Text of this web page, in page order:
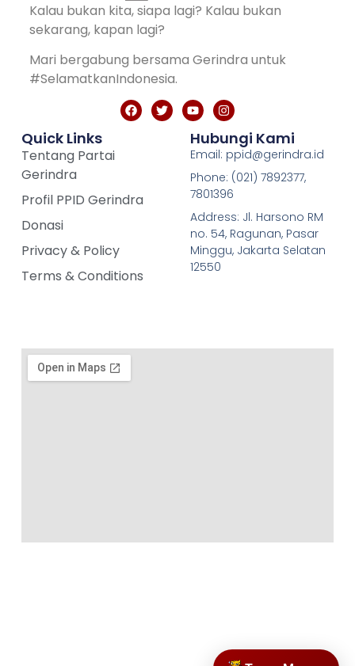
Kalau bukan kita, siapa lagi? Kalau bukan
sekarang, kapan lagi?
Mari bergabung bersama Gerindra untuk
#SelamatkanIndonesia.
Quick Links
Tentang Partai
Gerindra
Profil PPID Gerindra
Donasi
Privacy & Policy
Terms & Conditions
Hubungi Kami
Email: ppid@gerindra.id
Phone: (021) 7892377,
7801396
Address: Jl. Harsono RM
no. 54, Ragunan, Pasar
Minggu, Jakarta Selatan
12550